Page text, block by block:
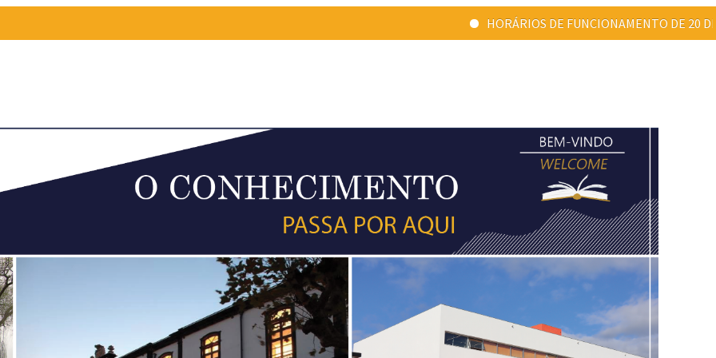
HORÁRIOS DE FUNCIONAMENTO DE 20 DE